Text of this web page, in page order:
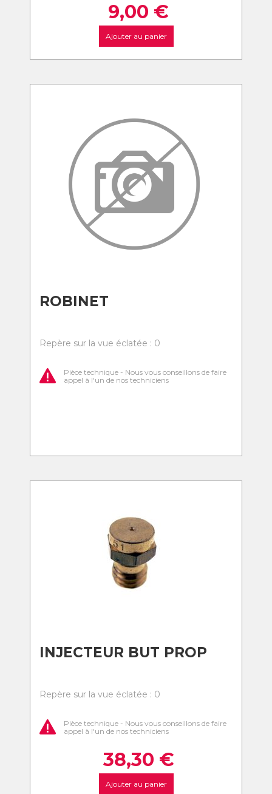
9,00 €
Ajouter au panier
ROBINET
Repère sur la vue éclatée : 0
Pièce technique - Nous vous conseillons de faire
appel à l'un de nos techniciens
INJECTEUR BUT PROP
Repère sur la vue éclatée : 0
Pièce technique - Nous vous conseillons de faire
appel à l'un de nos techniciens
38,30 €
Ajouter au panier